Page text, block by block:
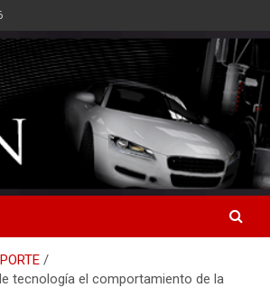
tecnología el comportamiento de la